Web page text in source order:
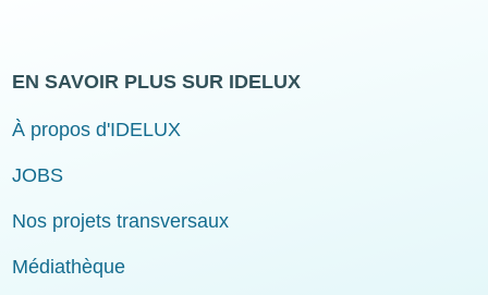
EN SAVOIR PLUS SUR IDELUX
À propos d'IDELUX
JOBS
Nos projets transversaux
Médiathèque